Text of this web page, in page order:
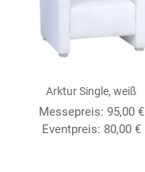
Arktur Single, weiß
Messepreis: 95,00 €
Eventpreis: 80,00 €